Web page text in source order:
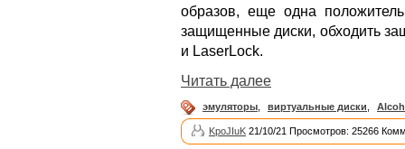
образов, еще одна
защищенные диски, обходить
и LaserLock.
Читать далее
эмуляторы виртуальные диски
KpoJIuK 21/10/21 Просмотров: 25266